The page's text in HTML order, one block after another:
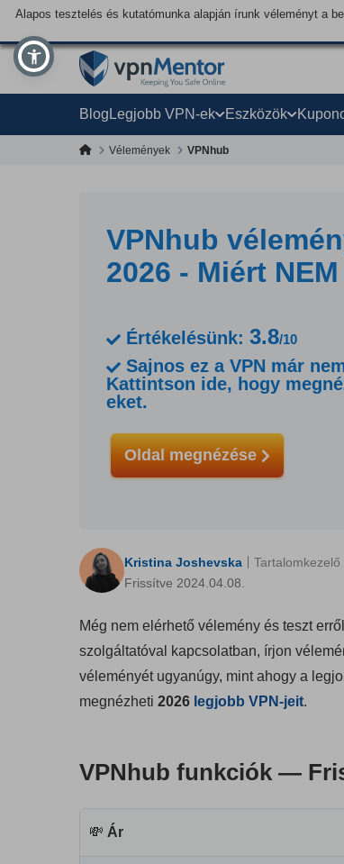
Alapos tesztelés és kutatómunka alapján írunk véleményt a
Blog Legjobb VPN-ek Eszközök
Vélemények VPNhub
VPNhub
2026 - Miért
Értékelésünk: 3.8/10
Sajnos ez a VPN már
Kattintson ide, hogy
eket.
Oldal megnézése
Kristina Joshevska
Frissítve 2024.04.08.
Tartalomkezelő
Még nem elérhető vélemény és teszt
szolgáltatóval kapcsolatban, írjon
véleményét ugyanúgy, mint ahogy a
megnézheti 2026 legjobb VPN-jeit.
VPNhub funkciók —
💸 Ár